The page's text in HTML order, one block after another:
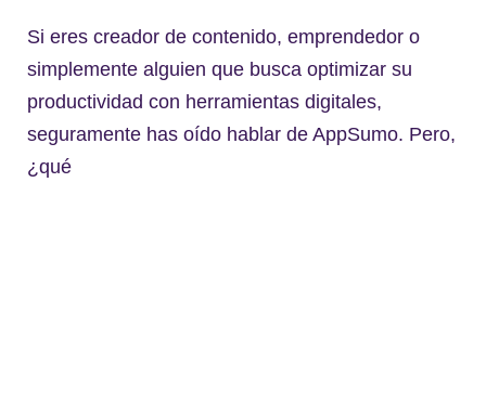
Si eres creador de contenido, emprendedor o
simplemente alguien que busca optimizar su
productividad con herramientas digitales,
seguramente has oído hablar de AppSumo. Pero,
¿qué